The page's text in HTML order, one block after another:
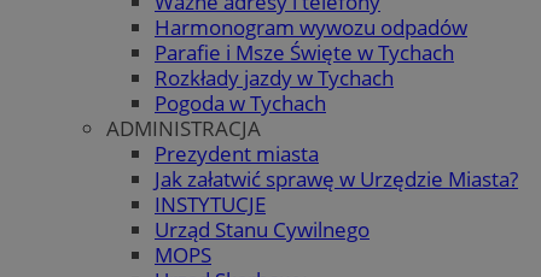
Harmonogram wywozu odpadów
Parafie i Msze Święte w Tychach
Rozkłady jazdy w Tychach
Pogoda w Tychach
ADMINISTRACJA
Prezydent miasta
Jak załatwić sprawę w Urzędzie Miasta?
INSTYTUCJE
Urząd Stanu Cywilnego
MOPS